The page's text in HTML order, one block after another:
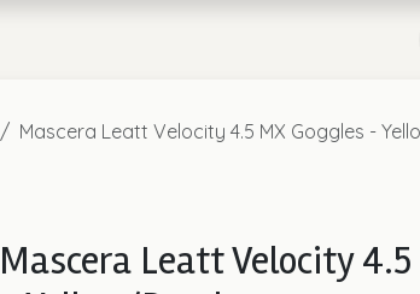
Mascera Leatt Velocity 4.5 MX Goggles -
Mascera Leatt Velocity 4.5